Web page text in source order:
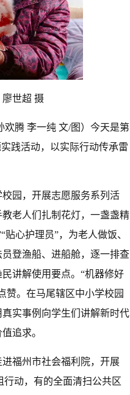
世超 摄
欢腾 李一纯 文/图）今天是第
践活动，以实际行动传承雷
园，开展志愿服务系列活
老人们扎制花灯，一盏盏精
心护理员”，为老人做饭、
登渔船、进船舱，逐一排查
讲解使用要点。“机器修好
赞。在马尾辖区中小学校园
实事例向学生们讲解新时代
追求。
福州市社会福利院，开展
行动，有的全面清扫公共区